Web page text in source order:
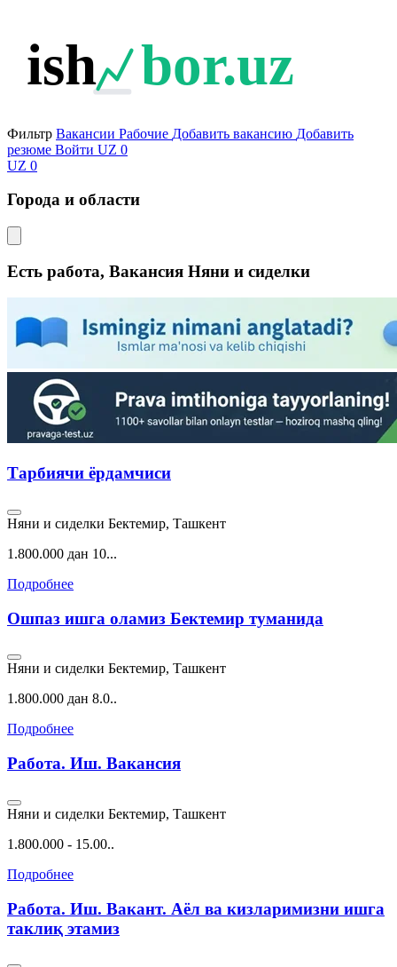
ish bor.uz
Фильтр Вакансии Рабочие Добавить вакансию Добавить
резюме Войти UZ 0
UZ 0
Города и области
Есть работа, Вакансия Няни и сиделки
Тарбиячи ёрдамчиси
Няни и сиделки Бектемир, Ташкент
1.800.000 дан 10...
Подробнее
Ошпаз ишга оламиз Бектемир туманида
Няни и сиделки Бектемир, Ташкент
1.800.000 дан 8.0..
Подробнее
Работа. Иш. Вакансия
Няни и сиделки Бектемир, Ташкент
1.800.000 - 15.00..
Подробнее
Работа. Иш. Вакант. Аёл ва кизларимизни ишга
таклиқ этамиз